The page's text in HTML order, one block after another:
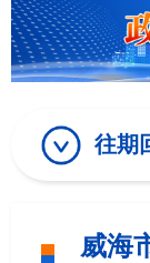
往期
威海